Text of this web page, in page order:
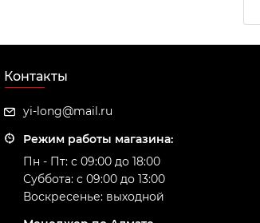
Контакты
yi-long@mail.ru
Режим работы магазина:
Пн - Пт: с 09:00 до 18:00
Суббота: с 09:00 до 13:00
Воскресенье: выходной